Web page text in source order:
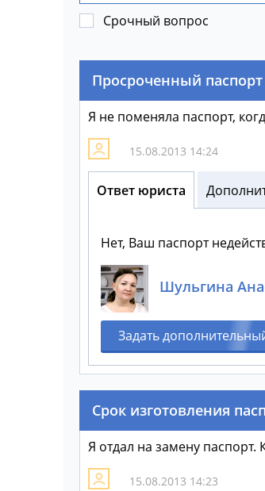
Срочный вопрос
Просроченный паспорт
Я не поменяла паспорт,
15.08.2013 14:24
Ответ юриста
Нет, Ваш паспорт
Шульгина
Задать
Срок изготовления
Я отдал на замену паспорт.
15.08.2013 14:23